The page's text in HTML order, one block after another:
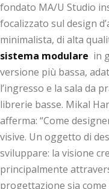
fondato MA/U Studio
focalizzato sul design
minimalista, di alta
sistema modulare in
versione più bassa,
l’ingresso e la sala da
librerie basse. Mikal
afferma: “Come
visive. Un oggetto di
sviluppare: la visione
principalmente
progettazione sia